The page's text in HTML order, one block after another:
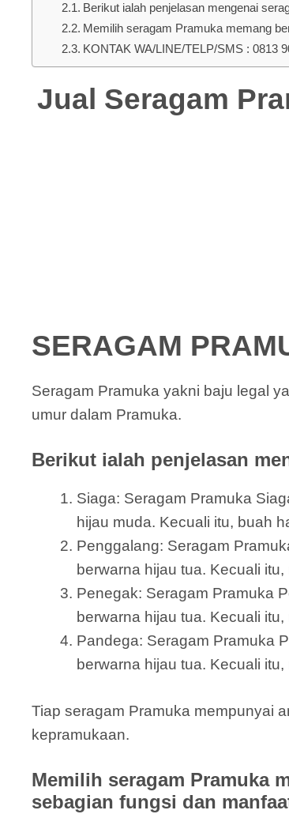
Berikut ialah penjelasan mengenai
Memilih seragam Pramuka memang
KONTAK WA/LINE/TELP/SMS : 0813
Jual Seragam
SERAGAM
Seragam Pramuka yakni baju legal
umur dalam Pramuka.
Berikut ialah penjelasan
Siaga: Seragam Pramuka
hijau muda. Kecuali itu, buah
Penggalang: Seragam
berwarna hijau tua. Kecuali
Penegak: Seragam Pramuka
berwarna hijau tua. Kecuali
Pandega: Seragam Pramuka
berwarna hijau tua. Kecuali
Tiap seragam Pramuka mempunyai
kepramukaan.
Memilih seragam Pramuka
sebagian fungsi dan